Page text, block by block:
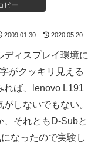
ピー
2009.01.30 2020.05.20
ディスプレイ環境に
がクッキリ見える
れば、lenovo L191
しないでもない。
、それともD-Subと
なったので実験し